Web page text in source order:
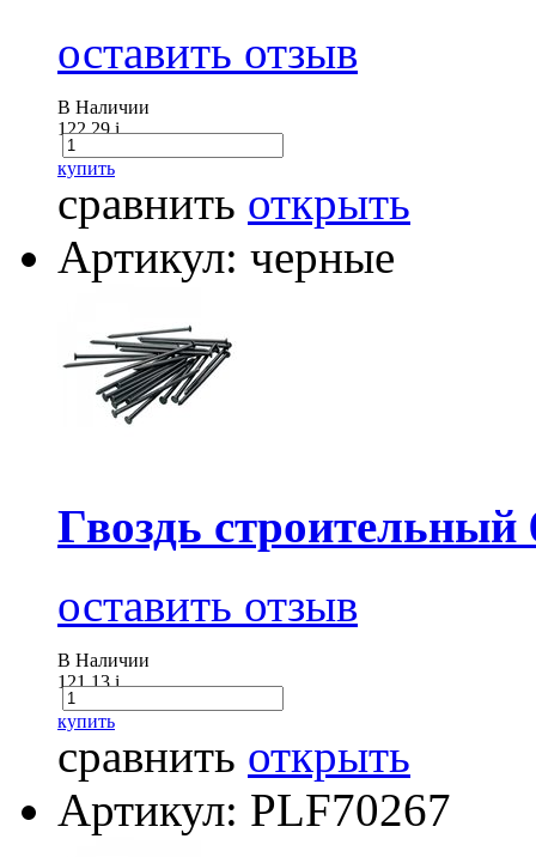
оставить отзыв
В Наличии
122.29i
купить
сравнить открыть
Артикул: черные
Гвоздь строительный
оставить отзыв
В Наличии
121.13i
купить
сравнить открыть
Артикул: PLF70267